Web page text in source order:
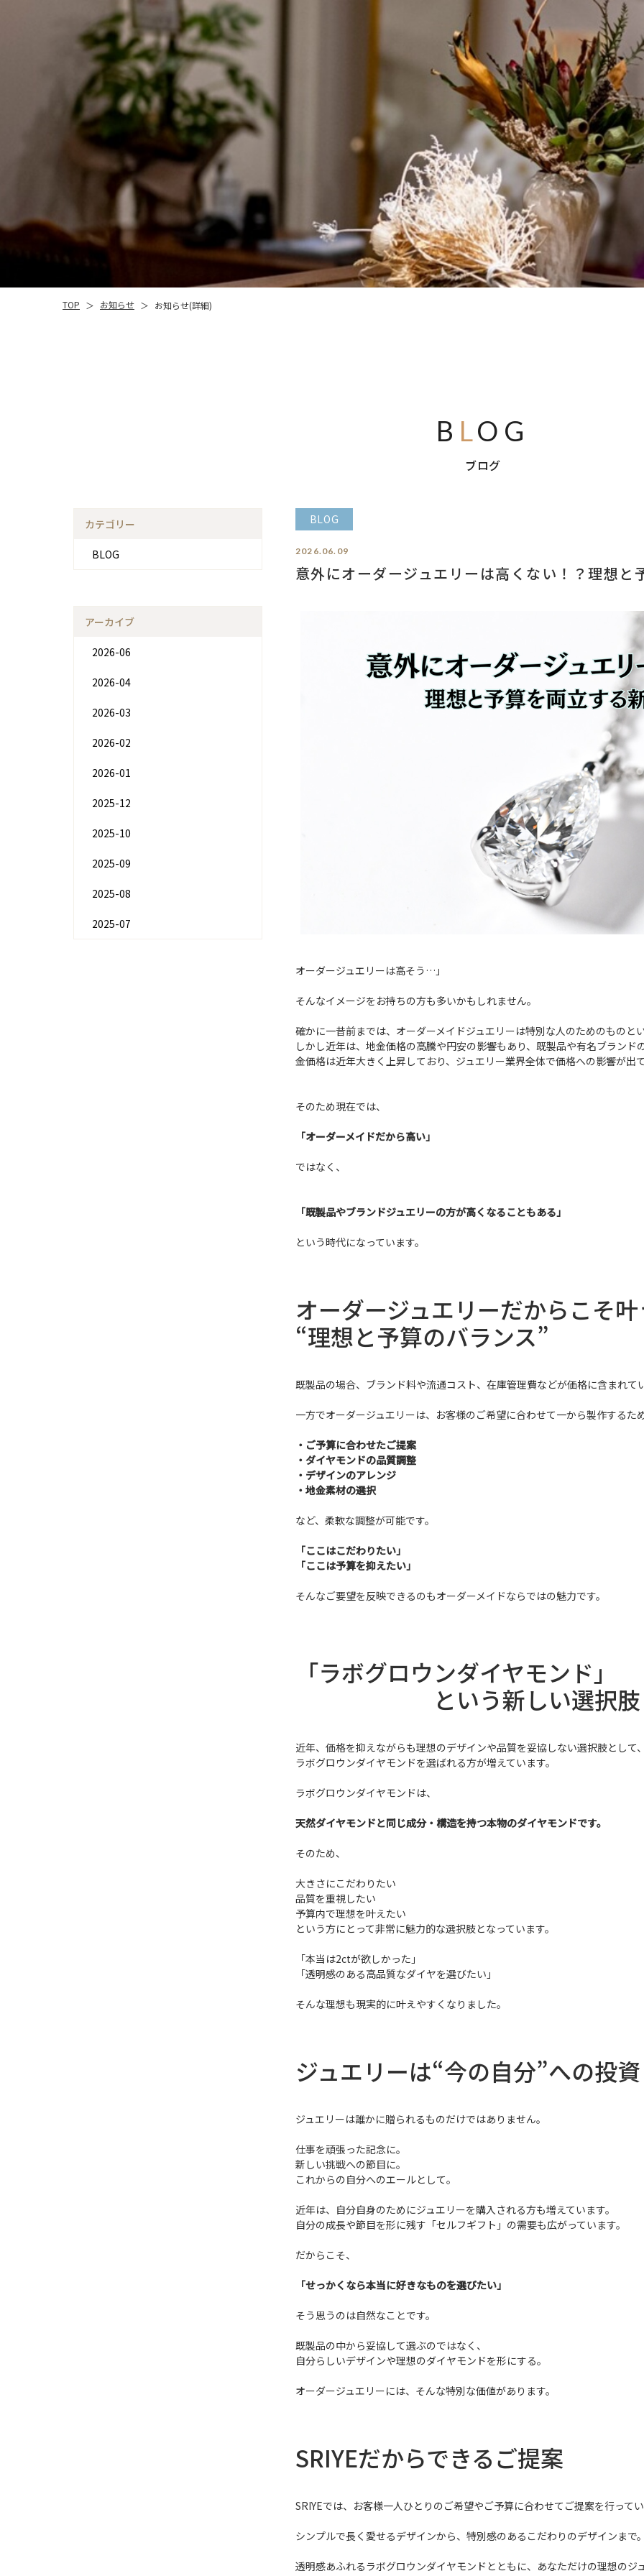
TOP ＞ お知らせ ＞ お知らせ(詳細)
B LOG
ブログ
カテゴリー
BLOG
アーカイブ
2026-06
2026-04
2026-03
2026-02
2026-01
2025-12
2025-10
2025-09
2025-08
2025-07
BLOG
2026.06.09
意外にオーダージュエリーは高くない！？理想と
オーダージュエリーは高そう…」
そんなイメージをお持ちの方も多いかもしれません。
確かに一昔前までは、オーダーメイドジュエリーは特別な人のためのものと
しかし近年は、地金価格の高騰や円安の影響もあり、既製品や有名ブランド
金価格は近年大きく上昇しており、ジュエリー業界全体で価格への影響が出て
そのため現在では、
「オーダーメイドだから高い」
ではなく、
「既製品やブランドジュエリーの方が高くなることもある」
という時代になっています。
オーダージュエリーだからこそ叶
“理想と予算のバランス”
既製品の場合、ブランド料や流通コスト、在庫管理費などが価格に含まれてい
一方でオーダージュエリーは、お客様のご希望に合わせて一から製作するため
・ご予算に合わせたご提案
・ダイヤモンドの品質調整
・デザインのアレンジ
・地金素材の選択
など、柔軟な調整が可能です。
「ここはこだわりたい」
「ここは予算を抑えたい」
そんなご要望を反映できるのもオーダーメイドならではの魅力です。
「ラボグロウンダイヤモンド」
という新しい選択肢
近年、価格を抑えながらも理想のデザインや品質を妥協しない選択肢として、
ラボグロウンダイヤモンドを選ばれる方が増えています。
ラボグロウンダイヤモンドは、
天然ダイヤモンドと同じ成分・構造を持つ本物のダイヤモンドです。
そのため、
大きさにこだわりたい
品質を重視したい
予算内で理想を叶えたい
という方にとって非常に魅力的な選択肢となっています。
「本当は2ctが欲しかった」
「透明感のある高品質なダイヤを選びたい」
そんな理想も現実的に叶えやすくなりました。
ジュエリーは“今の自分”への投資
ジュエリーは誰かに贈られるものだけではありません。
仕事を頑張った記念に。
新しい挑戦への節目に。
これからの自分へのエールとして。
近年は、自分自身のためにジュエリーを購入される方も増えています。
自分の成長や節目を形に残す「セルフギフト」の需要も広がっています。
だからこそ、
「せっかくなら本当に好きなものを選びたい」
そう思うのは自然なことです。
既製品の中から妥協して選ぶのではなく、
自分らしいデザインや理想のダイヤモンドを形にする。
オーダージュエリーには、そんな特別な価値があります。
SRIYEだからできるご提案
SRIYEでは、お客様一人ひとりのご希望やご予算に合わせてご提案を行ってい
シンプルで長く愛せるデザインから、特別感のあるこだわりのデザインまで。
透明感あふれるラボグロウンダイヤモンドとともに、あなただけの理想のジ